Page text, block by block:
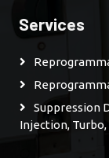
Services
Suppression
Injection,